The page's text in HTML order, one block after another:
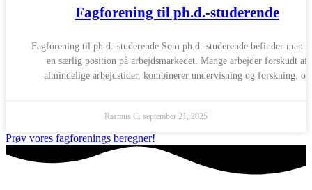
Fagforening til ph.d.-studerende
Fagforening til ph.d.-studerende Som ph.d.-studerende befinder man
en særlig position på arbejdsmarkedet. Mange arbejder forskudt af
almindelige arbejdstider, kombinerer undervisning og forskning, og
Rasmus C. september 21, 2025
Prøv vores fagforenings beregner!